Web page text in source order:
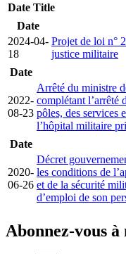
Date Title
Date
2024-04-
18
Projet de loi n°
justice militaire
Date
2022-
08-23
Arrêté du ministre
complétant l’arrêté
pôles, des services
l’hôpital militaire
Date
2020-
06-26
Décret
les conditions de
et de la sécurité
d’emploi de son
Abonnez-vous